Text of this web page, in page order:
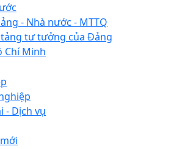
- Nhà nước - MTTQ
tảng tư tưởng của Đảng
Chí Minh
- Dịch vụ